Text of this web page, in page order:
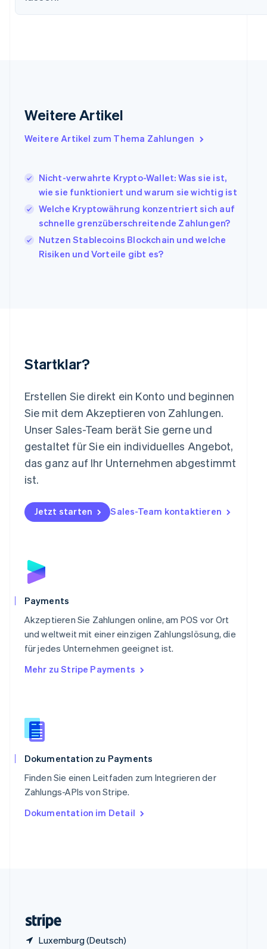
Weitere Artikel
Weitere Artikel zum Thema Zahlungen
Nicht-verwahrte Krypto-Wallet: Was sie ist,
wie sie funktioniert und warum sie wichtig ist
Welche Kryptowährung konzentriert sich auf
schnelle grenzüberschreitende Zahlungen?
Nutzen Stablecoins Blockchain und welche
Risiken und Vorteile gibt es?
Startklar?
Erstellen Sie direkt ein Konto und beginnen
Sie mit dem Akzeptieren von Zahlungen.
Unser Sales-Team berät Sie gerne und
gestaltet für Sie ein individuelles Angebot,
das ganz auf Ihr Unternehmen abgestimmt
ist.
Jetzt starten Sales-Team kontaktieren
Payments
Akzeptieren Sie Zahlungen online, am POS vor Ort
und weltweit mit einer einzigen Zahlungslösung, die
für jedes Unternehmen geeignet ist.
Mehr zu Stripe Payments
Dokumentation zu Payments
Finden Sie einen Leitfaden zum Integrieren der
Zahlungs-APIs von Stripe.
Dokumentation im Detail
Luxemburg (Deutsch)
Frankreich
Irland
Italien
日本語
Kanada
EnglishFrançais
Kroatien
EnglishItaliano
English
Liechtenstein
English
Español English
Neuseeland
English
Niederlande
Norwegen
English
Polen
English
Portugal
Schweden
Deutsch
Singapur
English 简体中文
Slowakei
English
Slowenien
English
Spanien
Español
Thailand
Tschechische Republik
English
English